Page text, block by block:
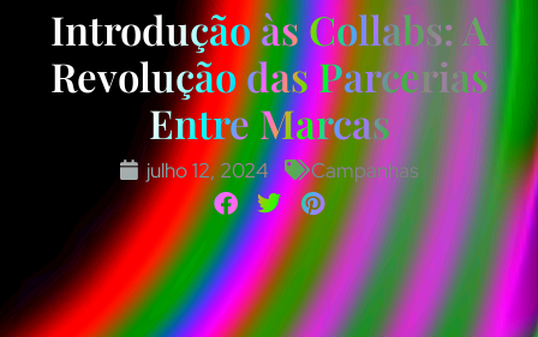
Introdução às Collabs: A
Revolução das Parcerias
Entre Marcas
julho 12, 2024 Campanhas